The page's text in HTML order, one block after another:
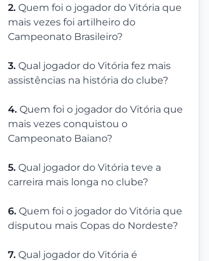
2. Quem foi o jogador do Vitória que
mais vezes foi artilheiro do
Campeonato Brasileiro?
3. Qual jogador do Vitória fez mais
assistências na história do clube?
4. Quem foi o jogador do Vitória que
mais vezes conquistou o
Campeonato Baiano?
5. Qual jogador do Vitória teve a
carreira mais longa no clube?
6. Quem foi o jogador do Vitória que
disputou mais Copas do Nordeste?
7. Qual jogador do Vitória é